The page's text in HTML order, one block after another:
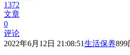
1372
文章
0
评论
2022年6月12日 21:08:51生活保养899